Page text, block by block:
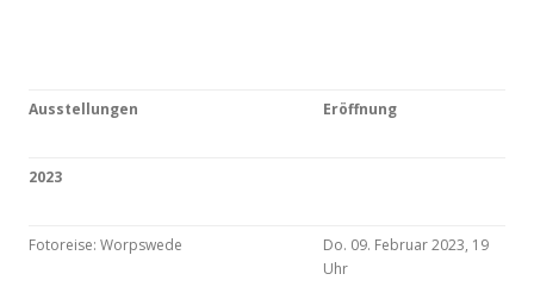
Ausstellungen Eröffnung
2023
Fotoreise: Worpswede
Do. 09. Februar 2023, 19
Uhr